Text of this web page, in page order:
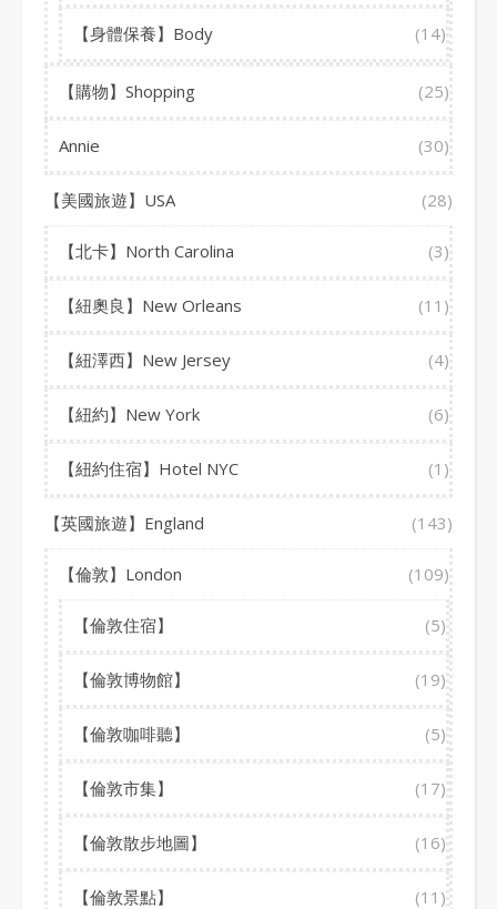
【身體保養】Body (14)
【購物】Shopping (25)
Annie (30)
【美國旅遊】USA (28)
【北卡】North Carolina (3)
【紐奧良】New Orleans (11)
【紐澤西】New Jersey (4)
【紐約】New York (6)
【紐約住宿】Hotel NYC (1)
【英國旅遊】England (143)
【倫敦】London (109)
【倫敦住宿】 (5)
【倫敦博物館】 (19)
【倫敦咖啡聽】 (5)
【倫敦市集】 (17)
【倫敦散步地圖】 (16)
【倫敦景點】 (11)